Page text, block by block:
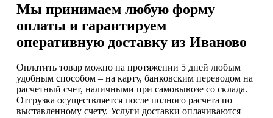
Мы принимаем любую форму
оплаты и гарантируем
оперативную доставку из Иваново
Оплатить товар можно на протяжении 5 дней любым
удобным способом – на карту, банковским переводом на
расчетный счет, наличными при самовывозе со склада.
Отгрузка осуществляется после полного расчета по
выставленному счету. Услуги доставки оплачиваются